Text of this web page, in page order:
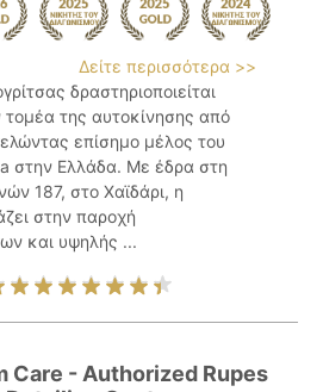
Δείτε περισσότερα >>
δραστηριοποιείται
της αυτοκίνησης από
επίσημο μέλος του
στην Ελλάδα. Με έδρα στη
187, στο Χαϊδάρι, η
στην παροχή
και υψηλής ...
Care - Authorized Rupes